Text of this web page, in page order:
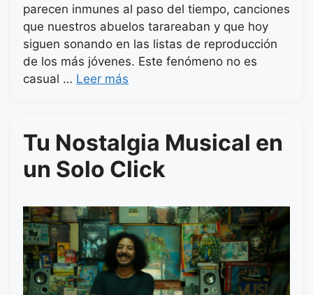
parecen inmunes al paso del tiempo, canciones
que nuestros abuelos tarareaban y que hoy
siguen sonando en las listas de reproducción
de los más jóvenes. Este fenómeno no es
casual … Leer más
Tu Nostalgia Musical en
un Solo Click